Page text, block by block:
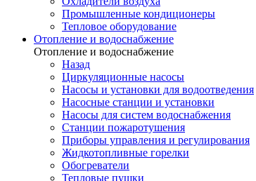
Промышленные кондиционеры
Тепловое оборудование
Отопление и водоснабжение
Отопление и водоснабжение
Назад
Циркуляционные насосы
Насосы и установки для водоотведения
Насосные станции и установки
Насосы для систем водоснабжения
Станции пожаротушения
Приборы управления и регулирования
Жидкотопливные горелки
Обогреватели
Тепловые пушки